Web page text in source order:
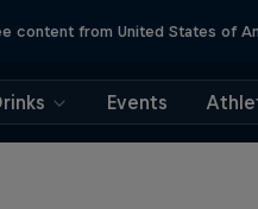
content from United States of
Events